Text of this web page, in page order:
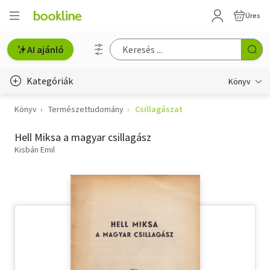
Üres
AI ajánló
Kategóriák Könyv
Életmód, egészség
Erotika
Könyv Természettudomány Csillagászat
Hell Miksa a magyar csillagász
Kisbán Emil